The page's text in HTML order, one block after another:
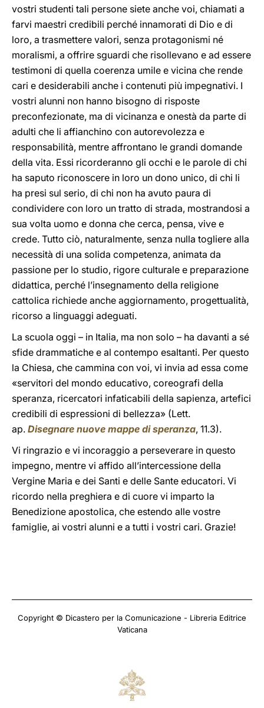
vostri studenti tali persone siete anche voi, chiamati a
farvi maestri credibili perché innamorati di Dio e di
loro, a trasmettere valori, senza protagonismi né
moralismi, a offrire sguardi che risollevano e ad essere
testimoni di quella coerenza umile e vicina che rende
cari e desiderabili anche i contenuti più impegnativi. I
vostri alunni non hanno bisogno di risposte
preconfezionate, ma di vicinanza e onestà da parte di
adulti che li affianchino con autorevolezza e
responsabilità, mentre affrontano le grandi domande
della vita. Essi ricorderanno gli occhi e le parole di chi
ha saputo riconoscere in loro un dono unico, di chi li
ha presi sul serio, di chi non ha avuto paura di
condividere con loro un tratto di strada, mostrandosi a
sua volta uomo e donna che cerca, pensa, vive e
crede. Tutto ciò, naturalmente, senza nulla togliere alla
necessità di una solida competenza, animata da
passione per lo studio, rigore culturale e preparazione
didattica, perché l’insegnamento della religione
cattolica richiede anche aggiornamento, progettualità,
ricorso a linguaggi adeguati.
La scuola oggi – in Italia, ma non solo – ha davanti a sé
sfide drammatiche e al contempo esaltanti. Per questo
la Chiesa, che cammina con voi, vi invia ad essa come
«servitori del mondo educativo, coreografi della
speranza, ricercatori infaticabili della sapienza, artefici
credibili di espressioni di bellezza» (Lett.
ap. Disegnare nuove mappe di speranza, 11.3).
Vi ringrazio e vi incoraggio a perseverare in questo
impegno, mentre vi affido all’intercessione della
Vergine Maria e dei Santi e delle Sante educatori. Vi
ricordo nella preghiera e di cuore vi imparto la
Benedizione apostolica, che estendo alle vostre
famiglie, ai vostri alunni e a tutti i vostri cari. Grazie!
Copyright © Dicastero per la Comunicazione - Libreria Editrice
Vaticana